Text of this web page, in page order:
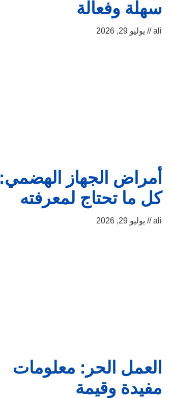
سهلة وفعالة
ali يوليو 29, 2026
أمراض الجهاز الهضمي:
كل ما تحتاج لمعرفته
ali يوليو 29, 2026
العمل الحر: معلومات
مفيدة وقيمة